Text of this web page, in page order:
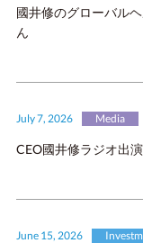
國井修のグローバル
ん
July 7, 2026 Media
CEO國井修ラジオ出演
June 15, 2026